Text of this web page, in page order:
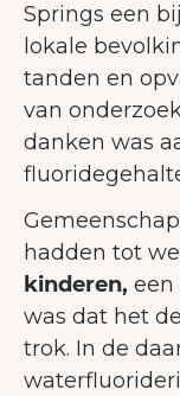
Springs een
lokale
tanden en
van
danken was
hadden tot wel
kinderen, een
was dat het
trok. In de